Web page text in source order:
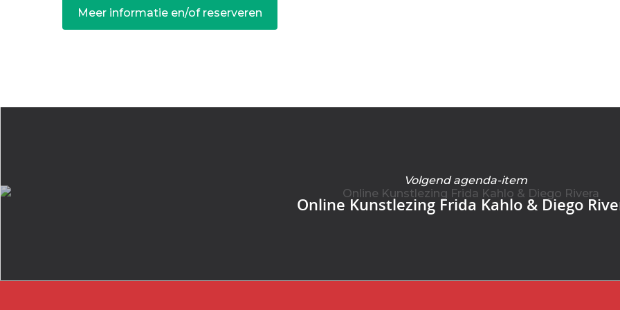
Meer informatie en/of reserveren
Volgend agenda-item
Online Kunstlezing Frida Kahlo & Diego